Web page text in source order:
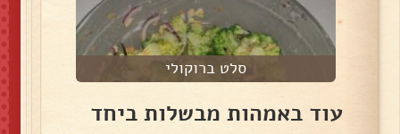
סלט ברוקולי
עוד באמהות מבשלות ביחד